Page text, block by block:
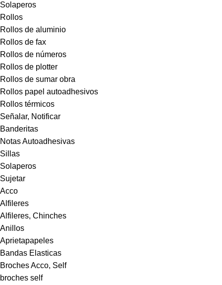
Solaperos
Rollos
Rollos de aluminio
Rollos de fax
Rollos de números
Rollos de plotter
Rollos de sumar obra
Rollos papel autoadhesivos
Rollos térmicos
Señalar, Notificar
Banderitas
Notas Autoadhesivas
Sillas
Solaperos
Sujetar
Acco
Alfileres
Alfileres, Chinches
Anillos
Aprietapapeles
Bandas Elasticas
Broches Acco, Self
broches self